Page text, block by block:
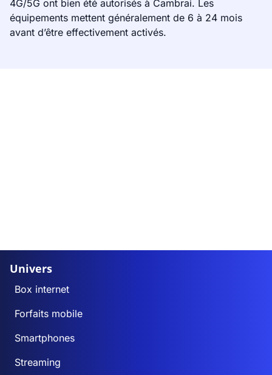
4G/5G ont bien été autorisés à Cambrai. Les
équipements mettent généralement de 6 à 24 mois
avant d’être effectivement activés.
Univers
Box internet
Forfaits mobile
Smartphones
Streaming